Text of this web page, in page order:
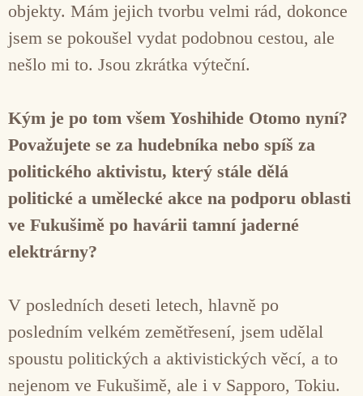
objekty. Mám jejich tvorbu velmi rád, dokonce
jsem se pokoušel vydat podobnou cestou, ale
nešlo mi to. Jsou zkrátka výteční.
Kým je po tom všem Yoshihide Otomo nyní?
Považujete se za hudebníka nebo spíš za
politického aktivistu, který stále dělá
politické a umělecké akce na podporu oblasti
ve Fukušimě po havárii tamní jaderné
elektrárny?
V posledních deseti letech, hlavně po
posledním velkém zemětřesení, jsem udělal
spoustu politických a aktivistických věcí, a to
nejenom ve Fukušimě, ale i v Sapporo, Tokiu.